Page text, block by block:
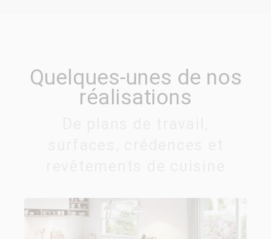
Quelques-unes de nos
réalisations